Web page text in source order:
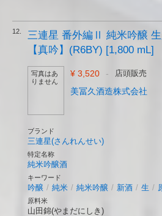
12.
三連星 番外編Ⅱ 純米吟醸
【真吟】(R6BY) [1,800 mL]
写真はあ
りません
¥ 3,520 - 店頭販売
美冨久酒造株式会社
ブランド
三連星(さんれんせい)
特定名称
純米吟醸酒
キーワード
吟醸 / 純米 / 純米吟醸 / 新酒 / 生 /
原料米
山田錦(やまだにしき)